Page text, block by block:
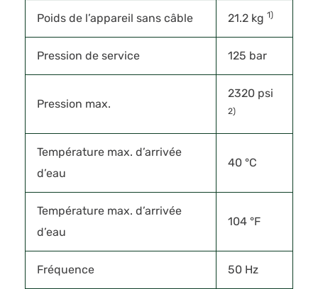
Poids de l’appareil sans câble 21.2 kg 1)
Pression de service 125 bar
Pression max.
2320 psi
2)
Température max. d’arrivée
d’eau
40 °C
Température max. d’arrivée
d’eau
104 °F
Fréquence 50 Hz